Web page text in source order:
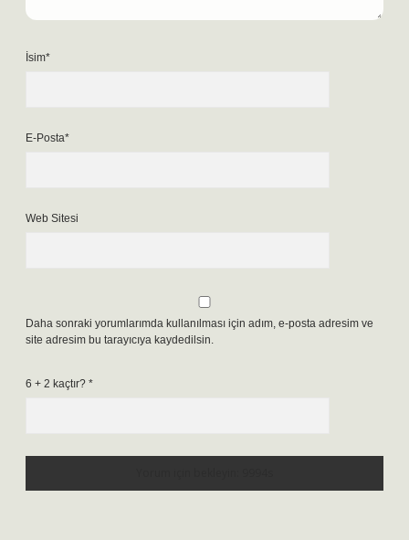
İsim*
E-Posta*
Web Sitesi
Daha sonraki yorumlarımda kullanılması için adım, e-posta adresim ve
site adresim bu tarayıcıya kaydedilsin.
6 + 2 kaçtır? *